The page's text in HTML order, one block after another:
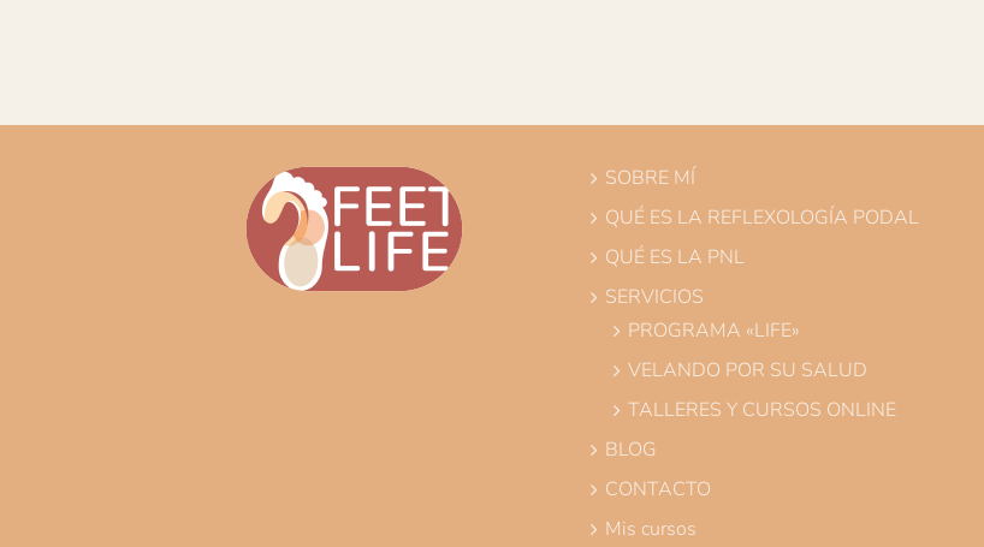
SOBRE MÍ
QUÉ ES LA REFLEXOLOGÍA PODAL
QUÉ ES LA PNL
SERVICIOS
PROGRAMA «LIFE»
VELANDO POR SU SALUD
TALLERES Y CURSOS ONLINE
BLOG
CONTACTO
Mis cursos